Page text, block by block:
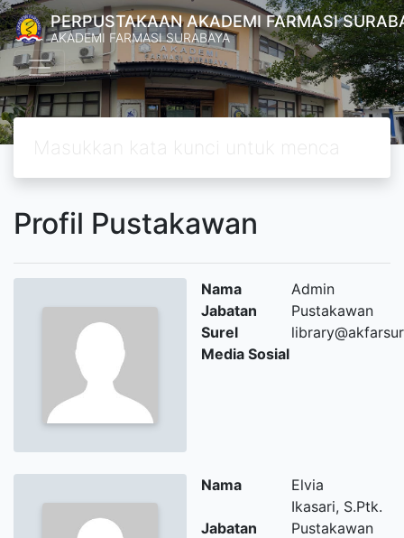
PERPUSTAKAAN AKADEMI FARMASI
AKADEMI FARMASI SURABAYA
Profil Pustakawan
Nama
Admin
Jabatan
Pustakawan
Surel
Media Sosial
Nama
Elvia
Ikasari, S.Ptk.
Jabatan
Pustakawan